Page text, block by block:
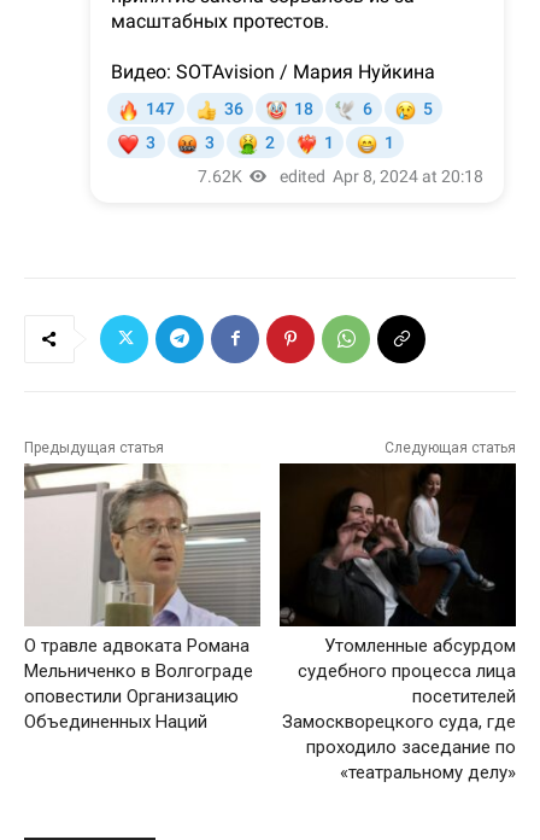
Предыдущая статья
О травле адвоката Романа
Мельниченко в Волгограде
оповестили Организацию
Объединенных Наций
Следующая статья
Утомленные абсурдом
судебного процесса лица
посетителей
Замоскворецкого суда, где
проходило заседание по
«театральному делу»